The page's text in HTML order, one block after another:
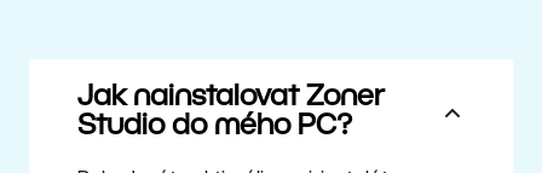
Jak nainstalovat Zoner
Studio do mého PC?